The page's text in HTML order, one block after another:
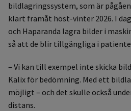
bildlagringssystem, som är
klart framåt höst-vinter 2026. I
och Haparanda lagra bilder i
så att de blir tillgängliga i
– Vi kan till exempel inte skicka
Kalix för bedömning. Med ett
möjligt – och det skulle också
distans.